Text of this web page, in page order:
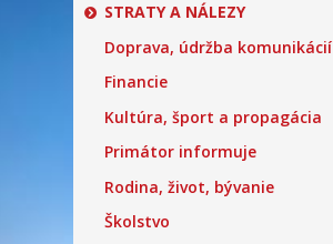
STRATY A NÁLEZY
Doprava, údržba komunikácií
Financie
Kultúra, šport a propagácia
Primátor informuje
Rodina, život, bývanie
Školstvo